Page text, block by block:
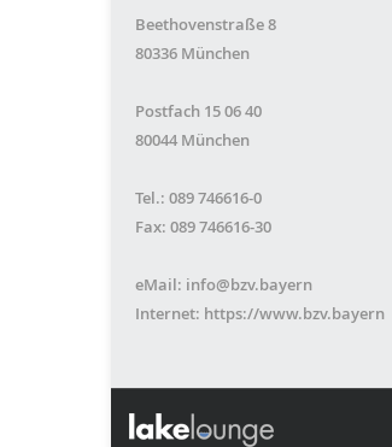
Beethovenstraße 8
80336 München
Postfach 15 06 40
80044 München
Tel.: 089 746616-0
Fax: 089 746616-30
eMail: info@bzv.bayern
Internet: https://www.bzv.bayern